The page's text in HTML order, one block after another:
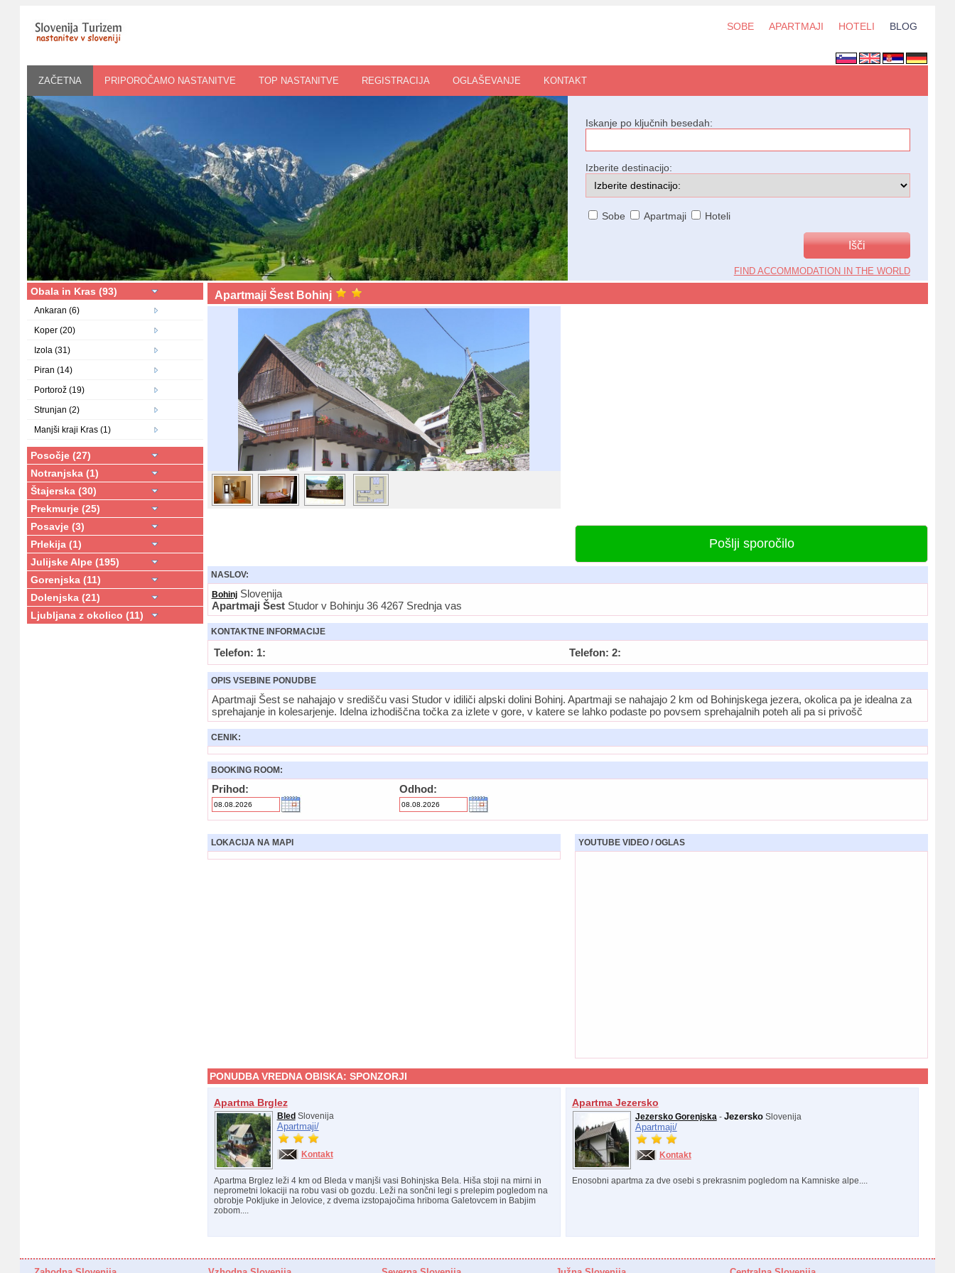
SOBE APARTMAJI HOTELI BLOG
ZAČETNA PRIPOROČAMO NASTANITVE TOP NASTANITVE REGISTRACIJA OGLAŠEVANJE KONTAKT
Iskanje po ključnih besedah:
Izberite destinacijo:
Sobe Apartmaji Hoteli
FIND ACCOMMODATION IN THE WORLD
Obala in Kras (93)
Ankaran (6)
Koper (20)
Izola (31)
Piran (14)
Portorož (19)
Strunjan (2)
Manjši kraji Kras (1)
Posočje (27)
Notranjska (1)
Štajerska (30)
Prekmurje (25)
Posavje (3)
Prlekija (1)
Julijske Alpe (195)
Gorenjska (11)
Dolenjska (21)
Ljubljana z okolico (11)
Apartmaji Šest Bohinj
Pošlji sporočilo
NASLOV:
BohinjSlovenija
Apartmaji ŠestStudor v Bohinju 36 4267 Srednja vas
KONTAKTNE INFORMACIJE
Telefon: 1: Telefon: 2:
OPIS VSEBINE PONUDBE
Apartmaji Šest se nahajajo v središču vasi Studor v idiliči alpski dolini Bohinj. Apartmaji se nahajajo 2 km od Bohinjskega jezera, okolica pa je idealna za
sprehajanje in kolesarjenje. Idelna izhodiščna točka za izlete v gore, v katere se lahko podaste po povsem sprehajalnih poteh ali pa si privošč
CENIK:
BOOKING ROOM:
Prihod: Odhod:
LOKACIJA NA MAPI YOUTUBE VIDEO / OGLAS
PONUDBA VREDNA OBISKA: SPONZORJI
Apartma Brglez
Bled Slovenija
Apartmaji/
Kontakt
Apartma Brglez leži 4 km od Bleda v manjši vasi Bohinjska Bela. Hiša stoji na mirni in
neprometni lokaciji na robu vasi ob gozdu. Leži na sončni legi s prelepim pogledom na
obrobje Pokljuke in Jelovice, z dvema izstopajočima hriboma Galetovcem in Babjim
zobom....
Apartma Jezersko
Jezersko Gorenjska- JezerskoSlovenija
Apartmaji/
Kontakt
Enosobni apartma za dve osebi s prekrasnim pogledom na Kamniske alpe....